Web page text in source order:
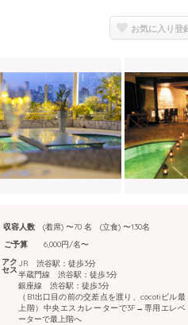
お気に入り登
収容人数
(着席) 〜70 名 (立食) 〜130名
ご予算
6,000円/名〜
アク
セス
JR 渋谷駅：徒歩3分
半蔵門線 渋谷駅：徒歩3分
銀座線 渋谷駅：徒歩3分
（B1出口目の前の交差点を渡り、cocotiビル最
上階）中央エスカレーターで3F→専用エレベ
ーターで最上階へ